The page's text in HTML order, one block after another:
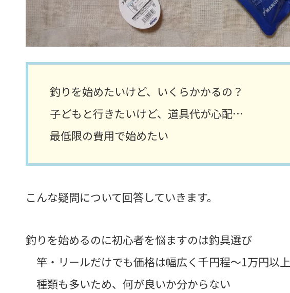
釣りを始めたいけど、いくらかかるの？
子どもと行きたいけど、道具代が心配…
最低限の費用で始めたい
こんな疑問について回答していきます。
釣りを始めるのに初心者を悩ますのは釣具選び
竿・リールだけでも価格は幅広く千円程～1万円以上
種類も多いため、何が良いか分からない